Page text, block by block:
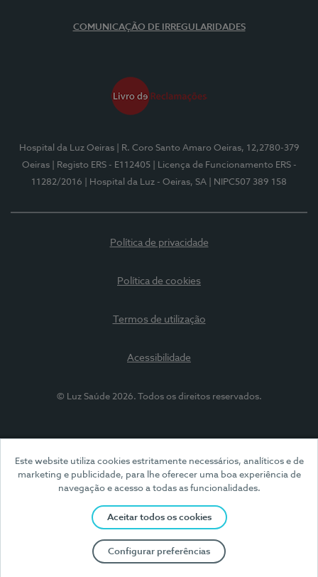
Este website utiliza cookies estritamente necessários, analíticos e de
marketing e publicidade, para lhe oferecer uma boa experiência de
navegação e acesso a todas as funcionalidades.
Aceitar todos os cookies
Configurar preferências
COMUNICAÇÃO DE IRREGULARIDADES
Hospital da Luz Oeiras
| R. Coro Santo Amaro Oeiras, 12,2780-379
Oeiras
| Registo ERS - E112405
| Licença de Funcionamento ERS -
11282/2016
| Hospital da Luz - Oeiras, SA | NIPC507 389 158
Política de privacidade
Política de cookies
Termos de utilização
Acessibilidade
© Luz Saúde 2026. Todos os direitos reservados.